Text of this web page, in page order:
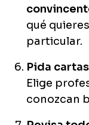
qué
particular.
Pida
Elige
conozcan